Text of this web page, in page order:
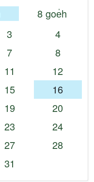
8 goe̍h
3
4
7
8
11
12
15
16
19
20
23
24
27
28
31